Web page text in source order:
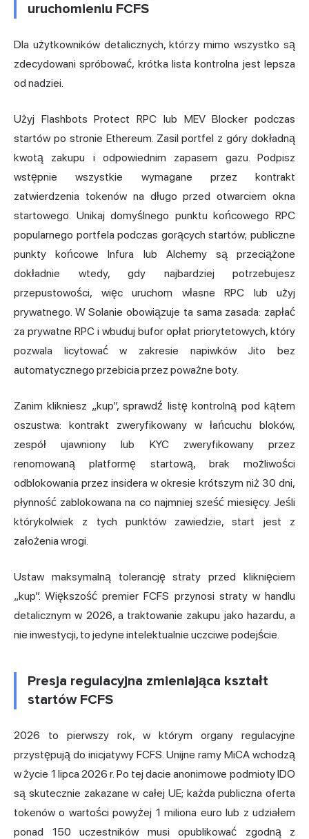
uruchomieniu FCFS
Dla użytkowników detalicznych, którzy mimo wszystko są
zdecydowani spróbować, krótka lista kontrolna jest lepsza
od nadziei.
Użyj Flashbots Protect RPC lub MEV Blocker podczas
startów po stronie Ethereum. Zasil portfel z góry dokładną
kwotą zakupu i odpowiednim zapasem gazu. Podpisz
wstępnie wszystkie wymagane przez kontrakt
zatwierdzenia tokenów na długo przed otwarciem okna
startowego. Unikaj domyślnego punktu końcowego RPC
popularnego portfela podczas gorących startów; publiczne
punkty końcowe Infura lub Alchemy są przeciążone
dokładnie wtedy, gdy najbardziej potrzebujesz
przepustowości, więc uruchom własne RPC lub użyj
prywatnego. W Solanie obowiązuje ta sama zasada: zapłać
za prywatne RPC i wbuduj bufor opłat priorytetowych, który
pozwala licytować w zakresie napiwków Jito bez
automatycznego przebicia przez poważne boty.
Zanim klikniesz „kup”, sprawdź listę kontrolną pod kątem
oszustwa: kontrakt zweryfikowany w łańcuchu bloków,
zespół ujawniony lub KYC zweryfikowany przez
renomowaną platformę startową, brak możliwości
odblokowania przez insidera w okresie krótszym niż 30 dni,
płynność zablokowana na co najmniej sześć miesięcy. Jeśli
którykolwiek z tych punktów zawiedzie, start jest z
założenia wrogi.
Ustaw maksymalną tolerancję straty przed kliknięciem
„kup”. Większość premier FCFS przynosi straty w handlu
detalicznym w 2026, a traktowanie zakupu jako hazardu, a
nie inwestycji, to jedyne intelektualnie uczciwe podejście.
Presja regulacyjna zmieniająca kształt
startów FCFS
2026 to pierwszy rok, w którym organy regulacyjne
przystępują do inicjatywy FCFS. Unijne ramy MiCA wchodzą
w życie 1 lipca 2026 r. Po tej dacie anonimowe podmioty IDO
są skutecznie zakazane w całej UE; każda publiczna oferta
tokenów o wartości powyżej 1 miliona euro lub z udziałem
ponad 150 uczestników musi opublikować zgodną z